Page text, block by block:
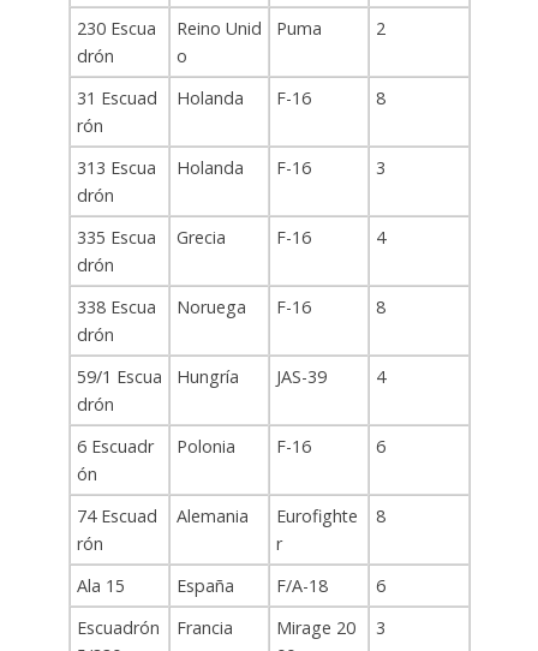
230 Escua
drón
Reino Unid
o
Puma 2
31 Escuad
rón
Holanda F-16 8
313 Escua
drón
Holanda F-16 3
335 Escua
drón
Grecia F-16 4
338 Escua
drón
Noruega F-16 8
59/1 Escua
drón
Hungría JAS-39 4
6 Escuadr
ón
Polonia F-16 6
74 Escuad
rón
Alemania
Eurofighte
r
8
Ala 15 España F/A-18
6
Escuadrón
Francia
Mirage 20
3